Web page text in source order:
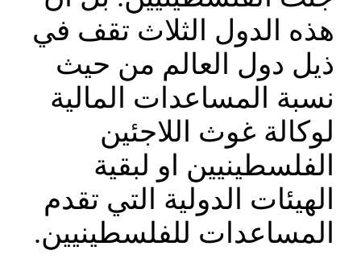
هذه الدول الثلاث تقف في
ذيل دول العالم من حيث
نسبة المساعدات المالية
لوكالة غوث اللاجئين
الفلسطينيين او لبقية
الهيئات الدولية التي تقدم
المساعدات للفلسطينيين.